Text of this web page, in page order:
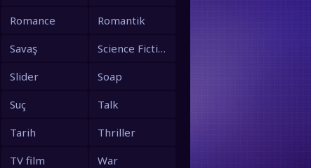
Romance
Romantik
Savaş
Science Fiction
Slider
Soap
Suç
Talk
Tarih
Thriller
TV film
War